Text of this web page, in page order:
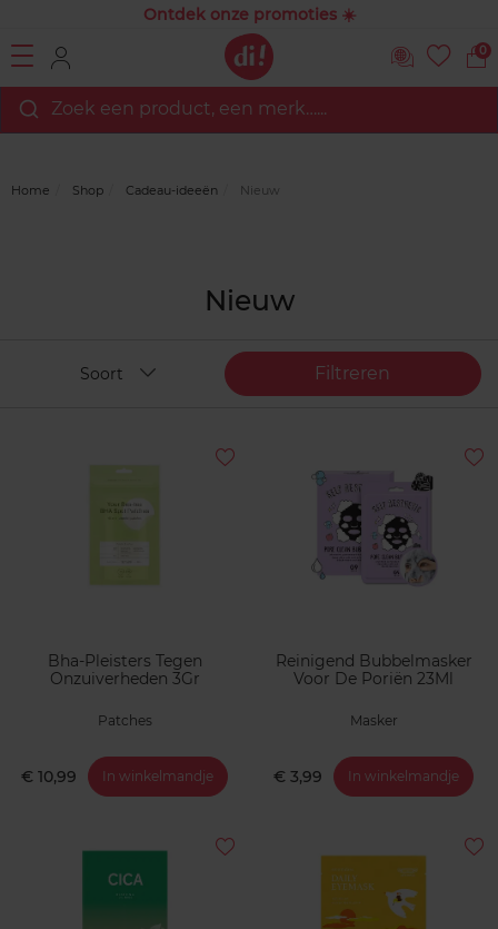
Ontdek onze promoties ☀️
0
Zoek een product, een merk…...
Home Shop Cadeau-ideeën Nieuw
Nieuw
Filtreren
Soort
Bha-Pleisters Tegen
Onzuiverheden 3Gr
Patches
€ 10,99 In winkelmandje
Reinigend Bubbelmasker
Voor De Poriën 23Ml
Masker
€ 3,99 In winkelmandje